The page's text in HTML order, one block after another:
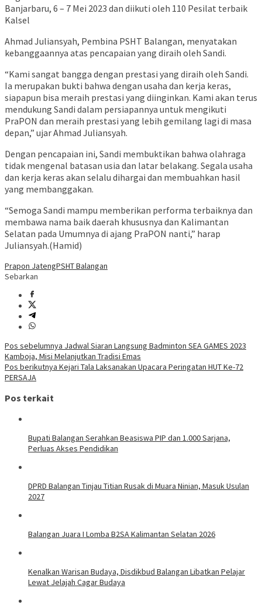
Banjarbaru, 6 – 7 Mei 2023 dan diikuti oleh 110 Pesilat terbaik
Kalsel
Ahmad Juliansyah, Pembina PSHT Balangan, menyatakan
kebanggaannya atas pencapaian yang diraih oleh Sandi.
“Kami sangat bangga dengan prestasi yang diraih oleh Sandi.
Ia merupakan bukti bahwa dengan usaha dan kerja keras,
siapapun bisa meraih prestasi yang diinginkan. Kami akan terus
mendukung Sandi dalam persiapannya untuk mengikuti
PraPON dan meraih prestasi yang lebih gemilang lagi di masa
depan,” ujar Ahmad Juliansyah.
Dengan pencapaian ini, Sandi membuktikan bahwa olahraga
tidak mengenal batasan usia dan latar belakang. Segala usaha
dan kerja keras akan selalu dihargai dan membuahkan hasil
yang membanggakan.
“Semoga Sandi mampu memberikan performa terbaiknya dan
membawa nama baik daerah khususnya dan Kalimantan
Selatan pada Umumnya di ajang PraPON nanti,” harap
Juliansyah.(Hamid)
Prapon JatengPSHT Balangan
Sebarkan
Navigasi
pos
Pos sebelumnya Jadwal Siaran Langsung Badminton SEA GAMES 2023
Kamboja, Misi Melanjutkan Tradisi Emas
Pos berikutnya Kejari Tala Laksanakan Upacara Peringatan HUT Ke-72
PERSAJA
Pos terkait
Bupati Balangan Serahkan Beasiswa PIP dan 1.000 Sarjana,
Perluas Akses Pendidikan
DPRD Balangan Tinjau Titian Rusak di Muara Ninian, Masuk Usulan
2027
Balangan Juara I Lomba B2SA Kalimantan Selatan 2026
Kenalkan Warisan Budaya, Disdikbud Balangan Libatkan Pelajar
Lewat Jelajah Cagar Budaya